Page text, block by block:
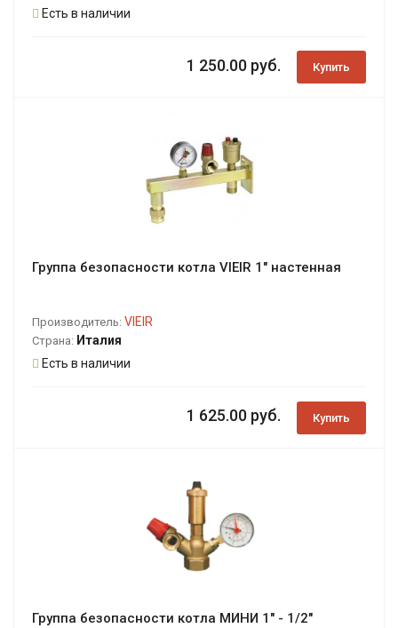
Есть в наличии
1 250.00 руб. Купить
Группа безопасности котла VIEIR 1" настенная
Производитель: VIEIR
Страна: Италия
Есть в наличии
1 625.00 руб. Купить
Группа безопасности котла МИНИ 1" - 1/2"